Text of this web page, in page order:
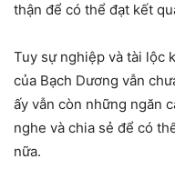
thận để có thể đạt kết
Tuy sự nghiệp và tài lộc
của Bạch Dương vẫn
ấy vẫn còn những ngăn
nghe và chia sẻ để có
nữa.